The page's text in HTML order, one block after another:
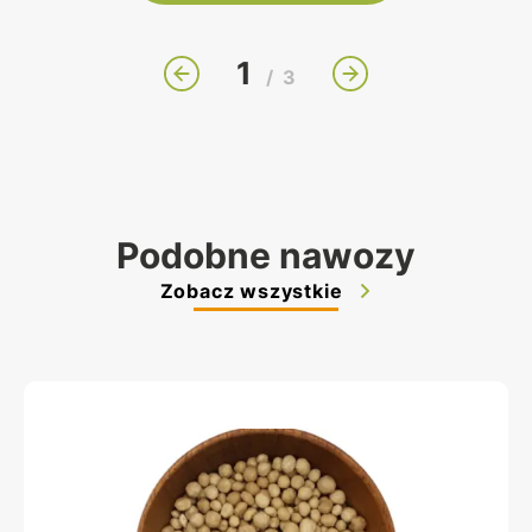
1 / 3
Podobne nawozy
Zobacz wszystkie